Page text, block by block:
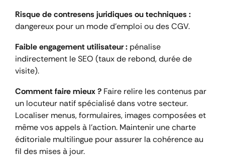
Risque de contresens juridiques ou techniques :
dangereux pour un mode d’emploi ou des CGV.
Faible engagement utilisateur : pénalise
indirectement le SEO (taux de rebond, durée de
visite).
Comment faire mieux ? Faire relire les contenus par
un locuteur natif spécialisé dans votre secteur.
Localiser menus, formulaires, images composées et
même vos appels à l’action. Maintenir une charte
éditoriale multilingue pour assurer la cohérence au
fil des mises à jour.